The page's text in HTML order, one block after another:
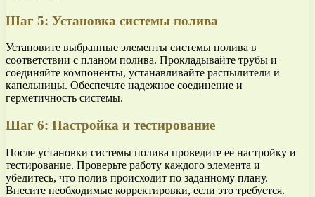
Шаг 5: Установка системы полива
Установите выбранные элементы системы полива в
соответствии с планом полива. Прокладывайте трубы и
соединяйте компоненты, устанавливайте распылители и
капельницы. Обеспечьте надежное соединение и
герметичность системы.
Шаг 6: Настройка и тестирование
После установки системы полива проведите ее настройку и
тестирование. Проверьте работу каждого элемента и
убедитесь, что полив происходит по заданному плану.
Внесите необходимые корректировки, если это требуется.